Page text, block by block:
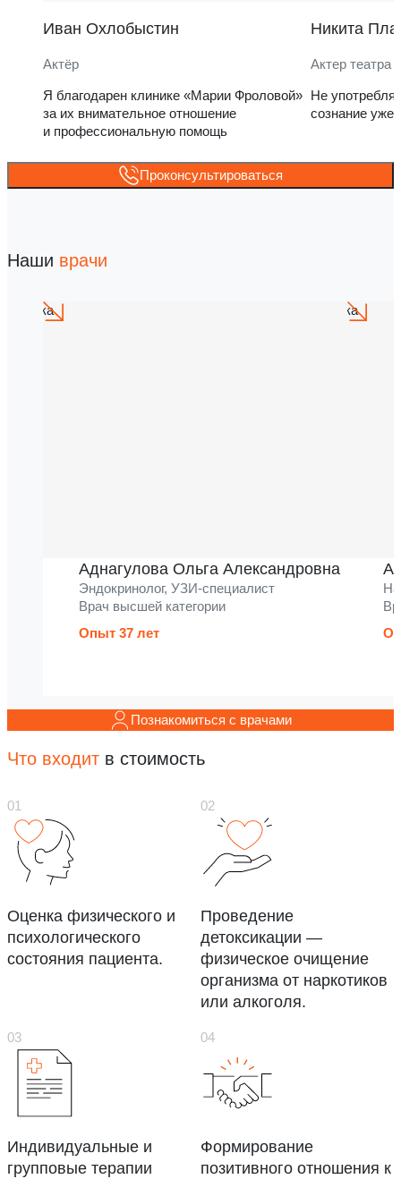
Иван Охлобыстин
Актёр
Я благодарен клинике «Марии Фроловой»
за их внимательное отношение
и профессиональную помощь
Никита
Актер театра
Не
сознание уже
Проконсультироваться
Наши врачи
Аднагулова Ольга Александровна
Эндокринолог, УЗИ-специалист
Врач высшей категории
Опыт 37 лет
Познакомиться с врачами
Что входит в стоимость
Оценка физического и
психологического
состояния пациента.
Проведение
детоксикации —
физическое очищение
организма от наркотиков
или алкоголя.
Индивидуальные и
групповые терапии
Формирование
позитивного отношения к